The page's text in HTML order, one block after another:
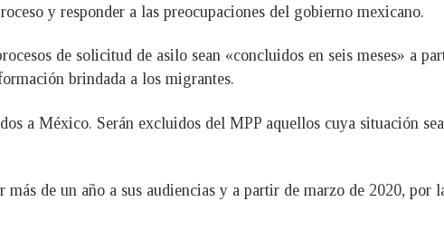
y responder a las preocupaciones del gobierno mexicano.
de solicitud de asilo sean «concluidos en seis meses» a
brindada a los migrantes.
a México. Serán excluidos del MPP aquellos cuya situación
de un año a sus audiencias y a partir de marzo de 2020, por